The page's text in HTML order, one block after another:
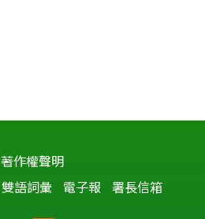
著作權聲明
雙語詞彙 電子報 署長信箱